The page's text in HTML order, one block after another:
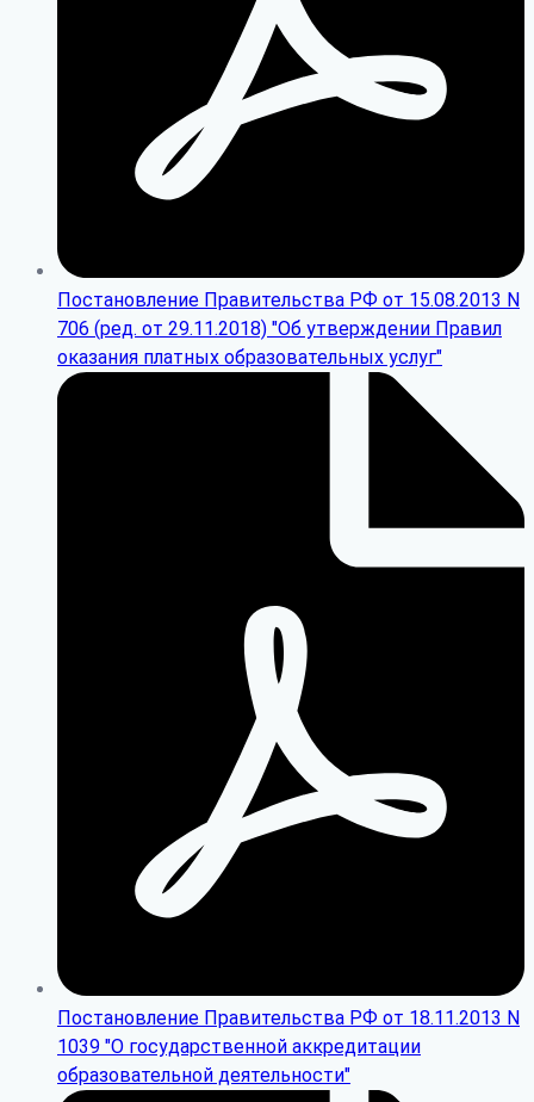
Постановление Правительства РФ от 15.08.2013 N
706 (ред. от 29.11.2018) "Об утверждении Правил
оказания платных образовательных услуг"
Постановление Правительства РФ от 18.11.2013 N
1039 "О государственной аккредитации
образовательной деятельности"